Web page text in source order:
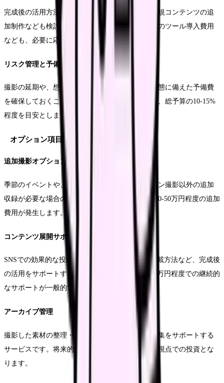
完成後の活用方法に応じて、定期的な更新や、新規コンテンツの追
加制作なども検討します。また、効果測定のためのツール導入費用
なども、必要に応じて予算に組み込みます。
リスク管理と予備費
撮影の延期や、想定外の修正作業など、不測の事態に備えた予備費
を確保しておくことをお勧めします。一般的には、総予算の10-15%
程度を目安とします。
オプション項目の詳細
追加撮影オプション
季節のイベントや、特別な行事の撮影など、メイン撮影以外の追加
収録が必要な場合のオプションです。1日あたり30-50万円程度の追加
費用が発生します。
コンテンツ展開サポート
SNSでの効果的な投稿方法や、採用サイトでの掲載方法など、完成後
の活用をサポートするオプションです。月額5-10万円程度での継続的
なサポートが一般的です。
アーカイブ管理
撮影した素材の整理・保管や、必要に応じた再編集をサポートする
サービスです。将来的な活用を見据えた長期的な視点での投資とな
ります。